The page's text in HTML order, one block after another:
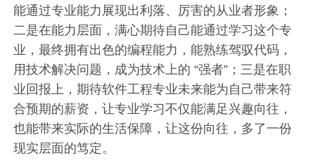
能通过专业能力展现出利落、厉害的从业者形象；
二是在能力层面，满心期待自己能通过学习这个专
业，最终拥有出色的编程能力，能熟练驾驭代码，
用技术解决问题，成为技术上的 “强者”；三是在职
业回报上，期待软件工程专业未来能为自己带来符
合预期的薪资，让专业学习不仅能满足兴趣向往，
也能带来实际的生活保障，让这份向往，多了一份
现实层面的笃定。